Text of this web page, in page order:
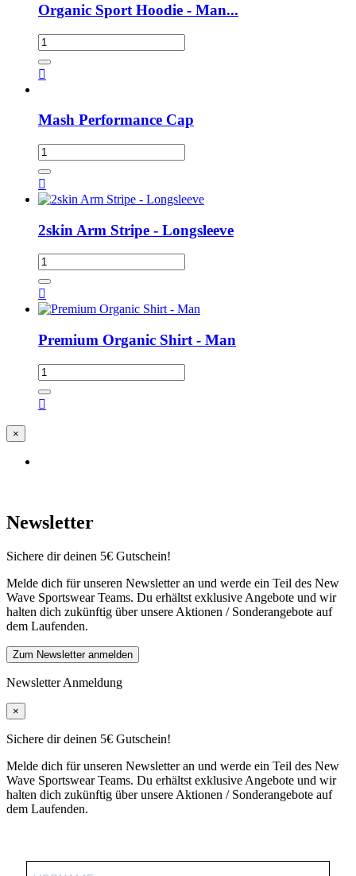
Organic Sport Hoodie - Man...

Mash Performance Cap

2skin Arm Stripe - Longsleeve

Premium Organic Shirt - Man

×
Newsletter
Sichere dir deinen 5€ Gutschein!
Melde dich für unseren Newsletter an und werde ein Teil des New
Wave Sportswear Teams. Du erhältst exklusive Angebote und wir
halten dich zukünftig über unsere Aktionen / Sonderangebote auf
dem Laufenden.
Zum Newsletter anmelden
Newsletter Anmeldung
×
Sichere dir deinen 5€ Gutschein!
Melde dich für unseren Newsletter an und werde ein Teil des New
Wave Sportswear Teams. Du erhältst exklusive Angebote und wir
halten dich zukünftig über unsere Aktionen / Sonderangebote auf
dem Laufenden.